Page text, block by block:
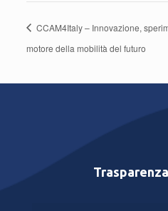
CCAM4Italy – Innovazione,
motore della mobilità del futuro